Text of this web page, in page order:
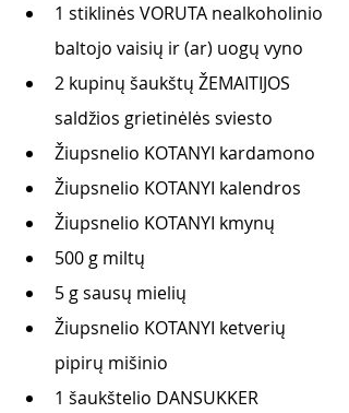
1 stiklinės VORUTA nealkoholinio
baltojo vaisių ir (ar) uogų vyno
2 kupinų šaukštų ŽEMAITIJOS
saldžios grietinėlės sviesto
Žiupsnelio KOTANYI kardamono
Žiupsnelio KOTANYI kalendros
Žiupsnelio KOTANYI kmynų
500 g miltų
5 g sausų mielių
Žiupsnelio KOTANYI ketverių
pipirų mišinio
1 šaukštelio DANSUKKER